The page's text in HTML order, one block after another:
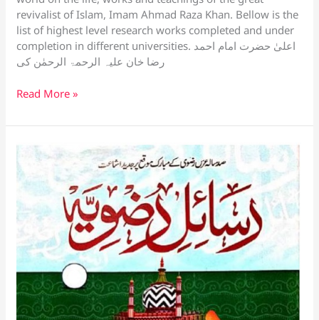
s
A
p
p
e
b
o
o
y
Li
n
a
d
s
gl
e
sl
at
e
er g
er
p
c
revivalist of Islam, Imam Ahmad Raza Khan. Bellow is the
list of highest level research works completed and under
completion in different universities. اعلیٰ حضرت امام احمد
رضا خان علیہ الرحمۃ الرحمٰن کی
List
PhD.
research
works
Imam
Ahmad
M.Phil
&
M.Ed.
research
articles
Read More »